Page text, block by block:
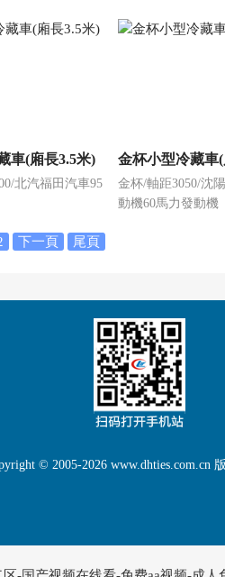
車(廂長3.5米)
北汽福田汽車95
金杯小型冷藏車
金杯/軸距3050/沈
動機60馬力發動機
下一頁 尾頁
© 2005-2026 www.dhties.com.cn